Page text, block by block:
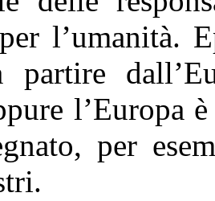
l’umanità.
partire
l’Europa
per